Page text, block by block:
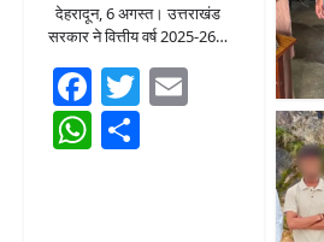
देहरादून, 6 अगस्त। उत्तराखंड
सरकार ने वित्तीय वर्ष 2025-26…
Facebook
TwitterEmail
WhatsApp